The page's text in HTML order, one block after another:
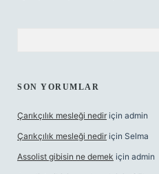
SON YORUMLAR
Çarıkçılık mesleği nedir için admin
Çarıkçılık mesleği nedir için Selma
Assolist gibisin ne demek için admin